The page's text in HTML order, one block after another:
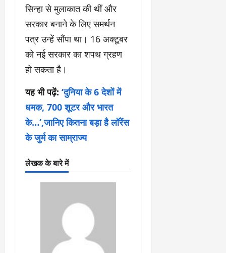
सिन्हा से मुलाकात की थीं और
सरकार बनाने के लिए समर्थन
पत्र उन्हें सौंपा था। 16 अक्टूबर
को नई सरकार का शपथ ग्रहण
हो सकता है।
यह भी पढ़ें: ‘दुनिया के 6 देशों में
धमक, 700 शूटर और भारत
के…’,जानिए कितना बड़ा है लॉरेंस
के जुर्म का साम्राज्य
लेखक के बारे में